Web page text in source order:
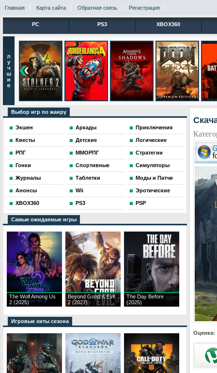
Главная Карта сайта Обратная связь Регистрация
PC PS3 XBOX360
Выбор игр по жанру
Экшен Аркады Приключения
Квесты Детские Логические
РПГ ММОРПГ Стратегии
Гонки Спортивные Симуляторы
Журналы Таблетки Моды и Патчи
Анонсы Wii Эротические
XBOX360 PS3 PSP
Самые ожидаемые игры
The Wolf Among Us
2 (2025)
Beyond Good & Evil
2 (2027)
The Day Before
(2025)
Игровые хиты сезона
Оценка: